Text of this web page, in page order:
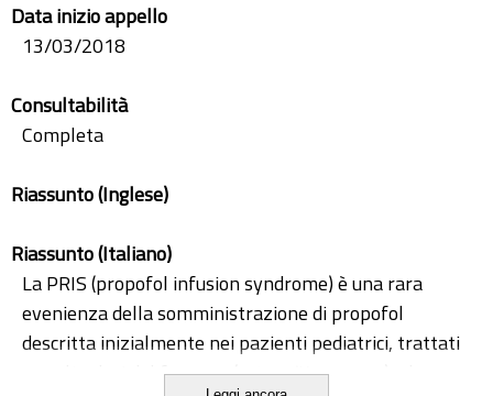
Data inizio appello
13/03/2018
Consultabilità
Completa
Riassunto (Inglese)
Riassunto (Italiano)
La PRIS (propofol infusion syndrome) è una rara
evenienza della somministrazione di propofol
descritta inizialmente nei pazienti pediatrici, trattati
con alte dosi del farmaco ( ≥4mg/Kg per ora) a lungo